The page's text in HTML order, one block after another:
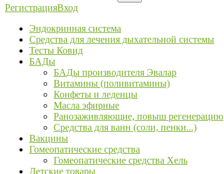
РегистрацияВход
Эндокринная система
Средства для лечения дыхательной системы
Тесты Ковид
БАДы
БАДы производителя Эвалар
Витамины (поливитамины)
Конфеты и леденцы
Масла эфирные
Ранозаживляющие, повыш регенерацию
Средства для ванн (соли, пенки...)
Вакцины
Гомеопатические средства
Гомеопатические средства Хель
Детские товары